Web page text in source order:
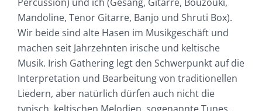
Mandoline, Tenor Gitarre, Banjo und Shruti Box).
Wir beide sind alte Hasen im Musikgeschäft und
machen seit Jahrzehnten irische und keltische
Musik. Irish Gathering legt den Schwerpunkt auf die
Interpretation und Bearbeitung von traditionellen
Liedern, aber natürlich dürfen auch nicht die